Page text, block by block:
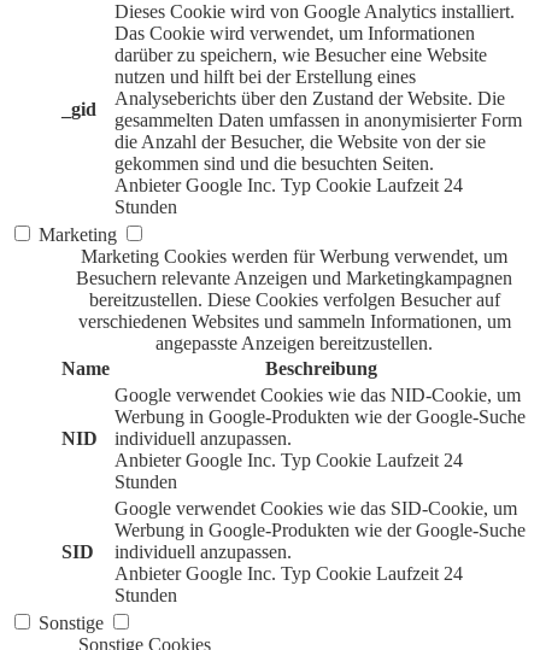
_gid
Dieses Cookie wird von Google Analytics installiert.
Das Cookie wird verwendet, um Informationen
darüber zu speichern, wie Besucher eine Website
nutzen und hilft bei der Erstellung eines
Analyseberichts über den Zustand der Website. Die
gesammelten Daten umfassen in anonymisierter Form
die Anzahl der Besucher, die Website von der sie
gekommen sind und die besuchten Seiten.
Anbieter Google Inc. Typ Cookie Laufzeit 24
Stunden
Marketing
Marketing Cookies werden für Werbung verwendet, um
Besuchern relevante Anzeigen und Marketingkampagnen
bereitzustellen. Diese Cookies verfolgen Besucher auf
verschiedenen Websites und sammeln Informationen, um
angepasste Anzeigen bereitzustellen.
Name
Beschreibung
NID
Google verwendet Cookies wie das NID-Cookie, um
Werbung in Google-Produkten wie der Google-Suche
individuell anzupassen.
Anbieter Google Inc. Typ Cookie Laufzeit 24
Stunden
SID
Google verwendet Cookies wie das SID-Cookie, um
Werbung in Google-Produkten wie der Google-Suche
individuell anzupassen.
Anbieter Google Inc. Typ Cookie Laufzeit 24
Stunden
Sonstige
Sonstige Cookies